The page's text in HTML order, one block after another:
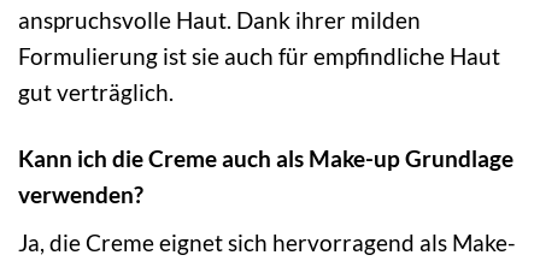
anspruchsvolle Haut. Dank ihrer milden
Formulierung ist sie auch für empfindliche Haut
gut verträglich.
Kann ich die Creme auch als Make-up Grundlage
verwenden?
Ja, die Creme eignet sich hervorragend als Make-